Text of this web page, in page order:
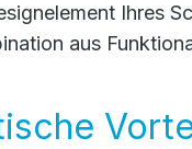
Ihres
aus